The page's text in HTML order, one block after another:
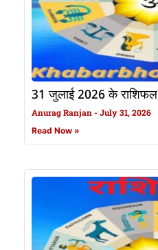
31 जुलाई 2026 के राशिफल
Anurag Ranjan July 31, 2026
Read Now »